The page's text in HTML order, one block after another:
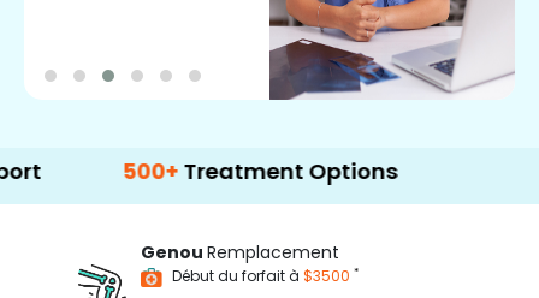
500+ Treatment Options
Genou Remplacement
Début du forfait à $3500 *